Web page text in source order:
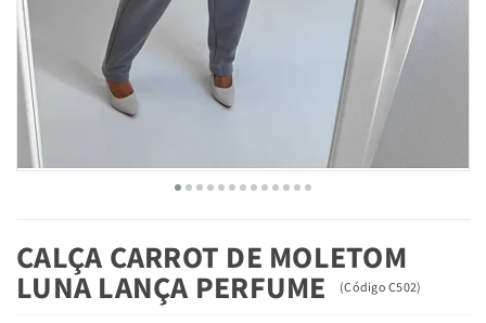
CALÇA CARROT DE MOLETOM
LUNA LANÇA PERFUME (Código C502)